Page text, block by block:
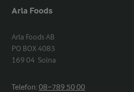
Arla Foods
Arla Foods AB
PO BOX 4083
169 04  Solna
Telefon:08−789 50 00